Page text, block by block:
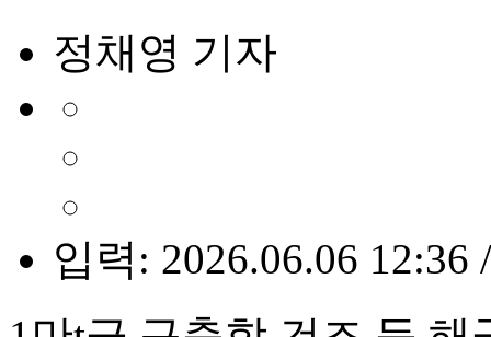
정채영 기자
입력: 2026.06.06 12:36